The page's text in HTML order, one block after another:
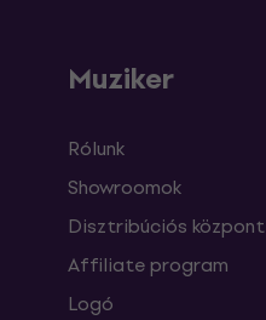
Muziker
Rólunk
Showroomok
Disztribúciós központ
Affiliate program
Logó